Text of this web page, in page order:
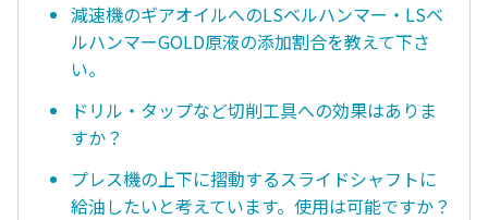
減速機のギアオイルへのLSベルハンマー・LSベ
ルハンマーGOLD原液の添加割合を教えて下さ
い。
ドリル・タップなど切削工具への効果はありま
すか？
プレス機の上下に摺動するスライドシャフトに
給油したいと考えています。使用は可能ですか？